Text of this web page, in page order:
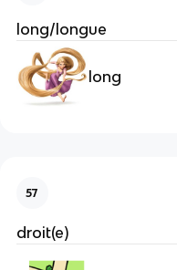
long/longue
long
57
droit(e)